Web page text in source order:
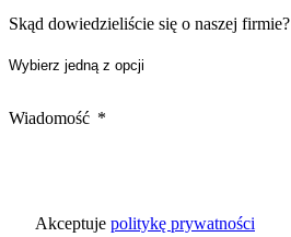
Skąd dowiedzieliście się o naszej firmie?
Wiadomość
Akceptuje politykę prywatności